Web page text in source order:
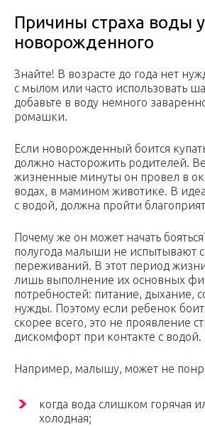
Причины страха воды у
новорожденного
Знайте! В возрасте до года нет
с мылом или часто использовать
добавьте в воду немного
ромашки.
Если новорожденный боится
должно насторожить родителей.
жизненные минуты он провел в
водах, в мамином животике. В
с водой, должна пройти
Почему же он может начать
полугода малыши не испытывают
переживаний. В этот период
лишь выполнение их основных
потребностей: питание, дыхание,
нужды. Поэтому если ребенок
скорее всего, это не проявление
дискомфорт при контакте с водой.
Например, малышу, может не
когда вода слишком горячая
холодная;